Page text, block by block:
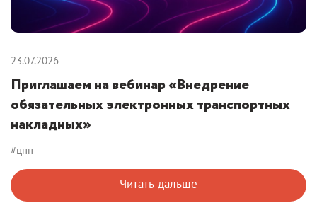
23.07.2026
Приглашаем на вебинар «Внедрение
обязательных электронных транспортных
накладных»
#цпп
Читать дальше